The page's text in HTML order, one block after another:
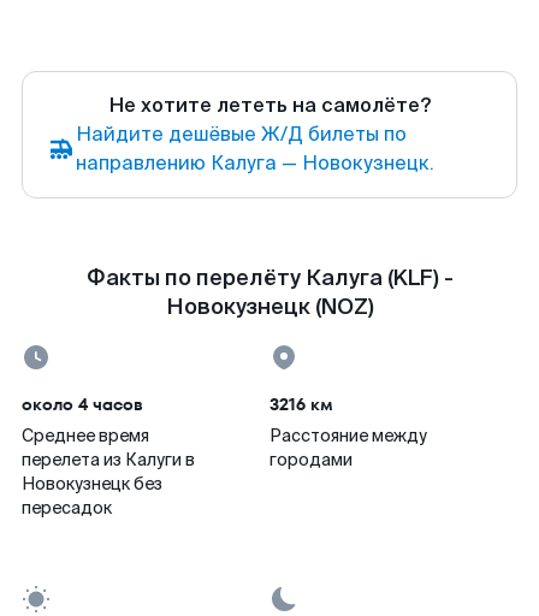
Не хотите лететь на самолёте?
Найдите дешёвые Ж/Д билеты по
направлению Калуга — Новокузнецк.
Факты по перелёту Калуга (KLF) -
Новокузнецк (NOZ)
около 4 часов
Среднее время
перелета из Калуги в
Новокузнецк без
пересадок
3216 км
Расстояние между
городами